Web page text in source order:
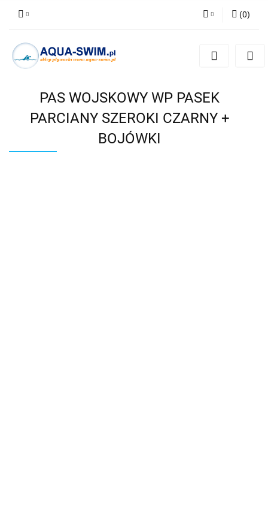
(0)
PAS WOJSKOWY WP PASEK
PARCIANY SZEROKI CZARNY +
BOJÓWKI